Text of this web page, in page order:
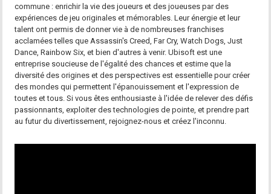
commune : enrichir la vie des joueurs et des joueuses par des
expériences de jeu originales et mémorables. Leur énergie et leur
talent ont permis de donner vie à de nombreuses franchises
acclamées telles que Assassin's Creed, Far Cry, Watch Dogs, Just
Dance, Rainbow Six, et bien d'autres à venir. Ubisoft est une
entreprise soucieuse de l'égalité des chances et estime que la
diversité des origines et des perspectives est essentielle pour créer
des mondes qui permettent l'épanouissement et l'expression de
toutes et tous. Si vous êtes enthousiaste à l'idée de relever des défis
passionnants, exploiter des technologies de pointe, et prendre part
au futur du divertissement, rejoignez-nous et créez l'inconnu.